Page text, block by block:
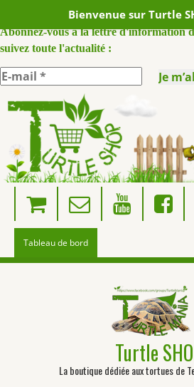
ABONNEZ VOUS A NOTRE
Abonnez-vous à la lettre d'information
suivez toute l'actualité :
Skip
to
content
Tableau de bord
Turtle
La boutique dédiée aux tortues de
Bienvenue sur Turtle